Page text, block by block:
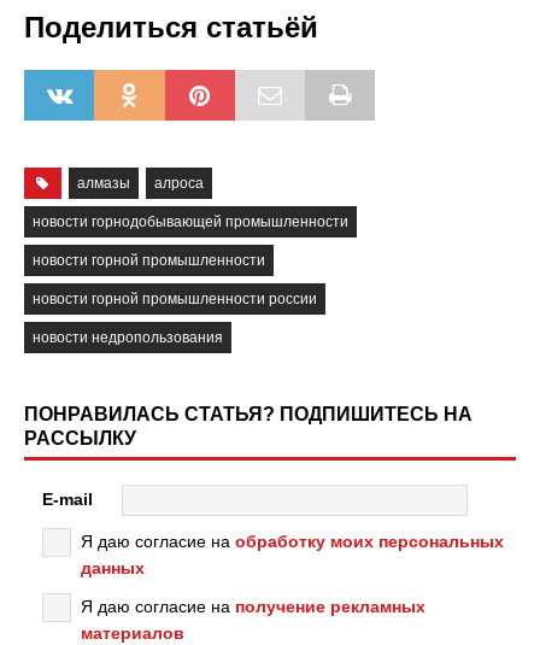
Поделиться статьёй
алмазы алроса
новости горнодобывающей промышленности
новости горной промышленности
новости горной промышленности россии
новости недропользования
ПОНРАВИЛАСЬ СТАТЬЯ? ПОДПИШИТЕСЬ НА
РАССЫЛКУ
E-mail
Я даю согласие на обработку моих персональных
данных
Я даю согласие на получение рекламных
материалов